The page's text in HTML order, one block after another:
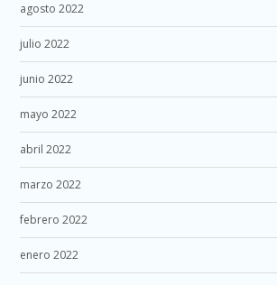
agosto 2022
julio 2022
junio 2022
mayo 2022
abril 2022
marzo 2022
febrero 2022
enero 2022